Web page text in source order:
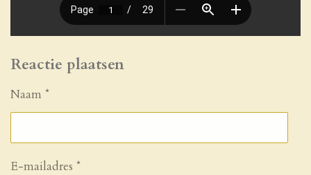
Reactie plaatsen
Naam *
E-mailadres *